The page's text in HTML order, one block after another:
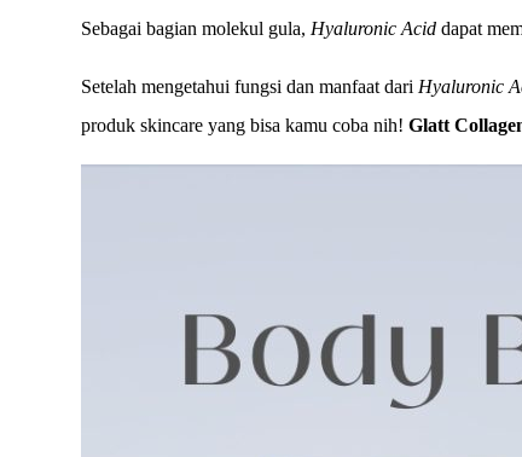
Sebagai bagian molekul gula, Hyaluronic Aciddapat
Setelah mengetahui fungsi dan manfaat dari Hyaluronic
produk skincare yang bisa kamu coba nih!Glatt